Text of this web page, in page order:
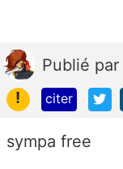
Publié par
!
citer
sympa free